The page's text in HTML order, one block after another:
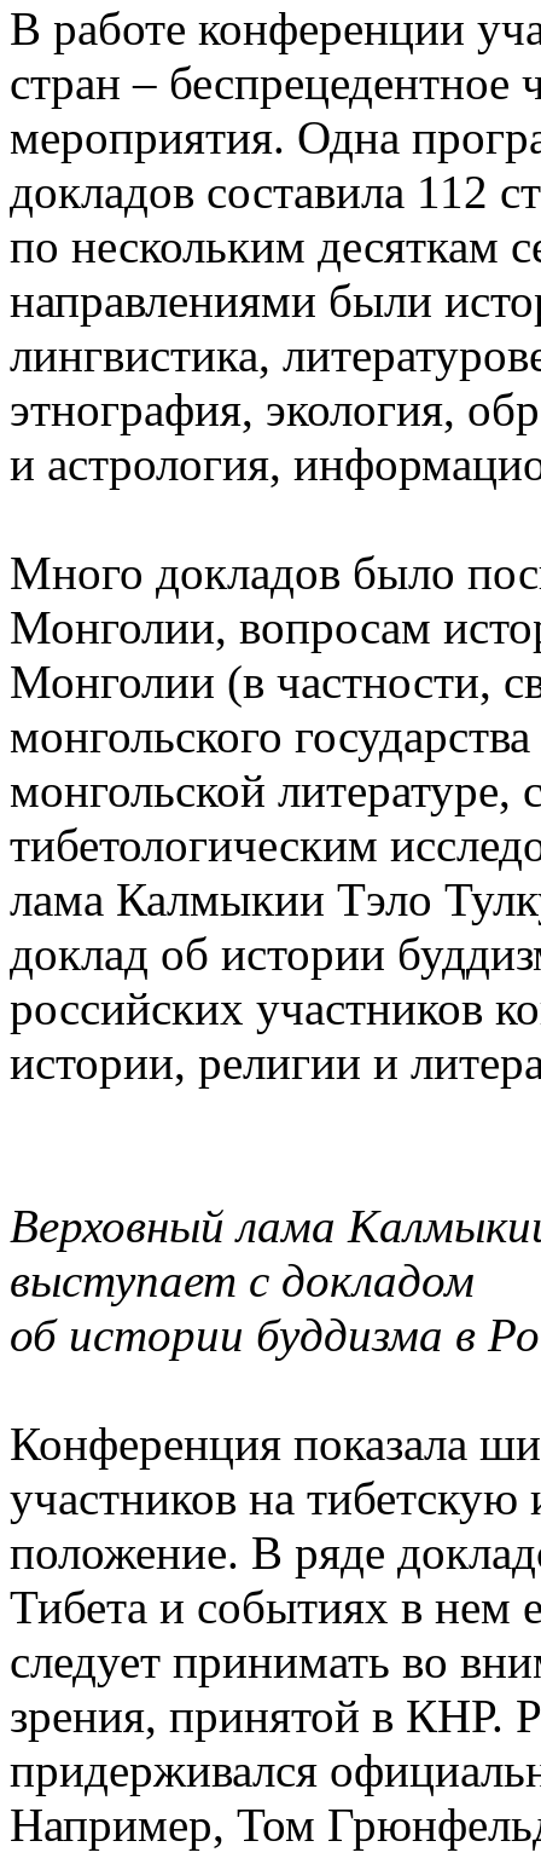
В работе конференции
стран – беспрецедентное
мероприятия. Одна
докладов составила 112
по нескольким
направлениями были
лингвистика,
этнография, экология,
и астрология,
Много докладов было
Монголии, вопросам
Монголии (в частности,
монгольского
монгольской
тибетологическим
лама Калмыкии Тэло
доклад об истории
российских участников
истории, религии и
Верховный лама
выступает с докладом
об истории буддизма в
Конференция показала
участников на
положение. В ряде
Тибета и событиях в нем
следует принимать во
зрения, принятой в КНР.
придерживался
Например, Том